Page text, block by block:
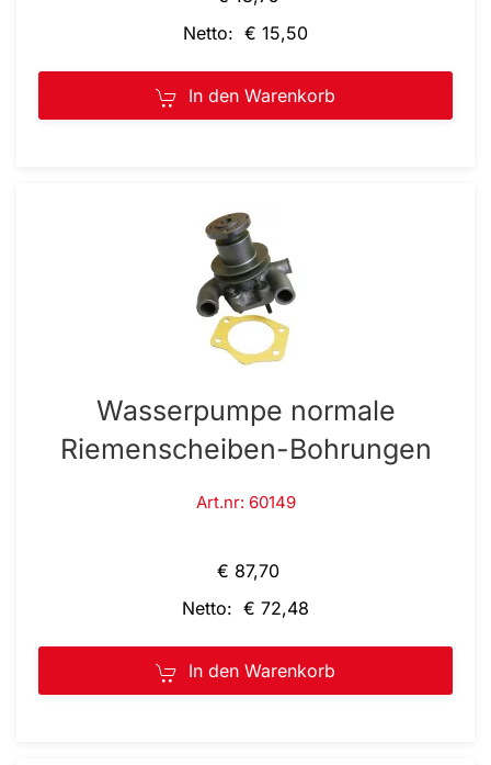
Netto: € 15,50
In den Warenkorb
Wasserpumpe normale
Riemenscheiben-Bohrungen
Art.nr: 60149
€ 87,70
Netto: € 72,48
In den Warenkorb